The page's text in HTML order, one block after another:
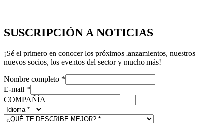
SUSCRIPCIÓN A NOTICIAS
¡Sé el primero en conocer los próximos lanzamientos, nuestros
nuevos socios, los eventos del sector y mucho más!
Nombre completo *
E-mail *
COMPAÑÍA